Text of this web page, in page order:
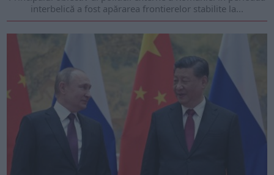
interbelică a fost apărarea frontierelor stabilite la...